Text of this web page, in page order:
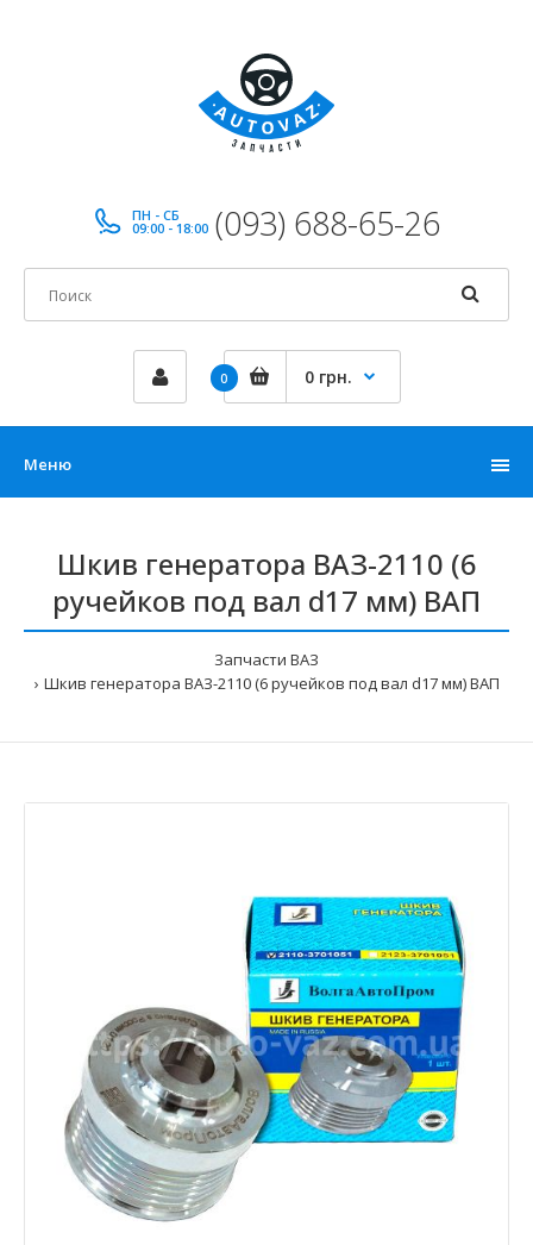
ПН - СБ
09:00 - 18:00 (093) 688-65-26
0 0 грн.
Меню
Шкив генератора ВАЗ-2110 (6
ручейков под вал d17 мм) ВАП
Запчасти ВАЗ
Шкив генератора ВАЗ-2110 (6 ручейков под вал d17 мм) ВАП